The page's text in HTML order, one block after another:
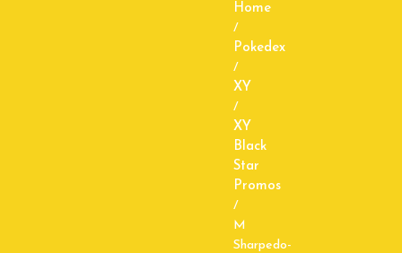
Home
/
Pokedex
/
XY
/
XY
Black
Star
Promos
/
M
Sharpedo-